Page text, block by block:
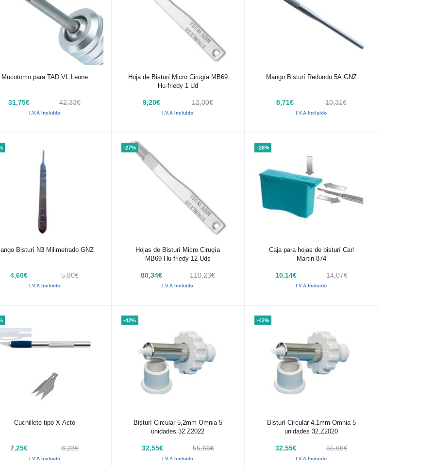
Añadir al carrito
Mucotomo para TAD VL Leone
31,75€ 42,33€
I.V.A Incluido
Añadir al carrito
Hoja de Bisturí Micro Cirugía MB69
Hu-friedy 1 Ud
9,20€ 12,00€
I.V.A Incluido
Añadir al carrito
Mango Bisturí Redondo 5A GNZ
8,71€ 10,31€
I.V.A Incluido
Añadir al carrito
Bisturí N3 Milimetrado GNZ
4,60€ 5,80€
I.V.A Incluido
-27%
Añadir al carrito
Hojas de Bisturí Micro Cirugía
MB69 Hu-friedy 12 Uds
80,34€ 110,23€
I.V.A Incluido
-28%
Añadir al carrito
Caja para hojas de bisturí Carl
Martin 874
10,14€ 14,07€
I.V.A Incluido
Añadir al carrito
Cuchillete tipo X-Acto
7,25€ 8,23€
I.V.A Incluido
-42%
Añadir al carrito
Bisturí Circular 5,2mm Omnia 5
unidades 32.Z2022
32,55€ 55,66€
I.V.A Incluido
-42%
Añadir al carrito
Bisturí Circular 4,1mm Omnia 5
unidades 32.Z2020
32,55€ 55,66€
I.V.A Incluido